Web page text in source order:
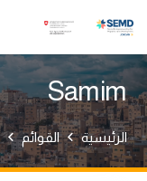
Samim
الرئيسية القوائم